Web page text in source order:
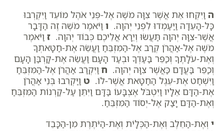
ה וַיִּקְחוּ אֵת אֲשֶׁר צִוָּה מֹשֶׁה אֶל-פְּנֵי אֹהֶל מוֹעֵד וַיִּקְרְבוּ
כָּל-הָעֵדָה וַיַּעַמְדוּ לִפְנֵי יְהוָה. ו וַיֹּאמֶר מֹשֶׁה זֶה הַדָּבָר
אֲשֶׁר-צִוָּה יְהוָה תַּעֲשׂוּ וְיֵרָא אֲלֵיכֶם כְּבוֹד יְהוָה. ז וַיֹּאמֶר
מֹשֶׁה אֶל-אַהֲרֹן קְרַב אֶל-הַמִּזְבֵּחַ וַעֲשֵׂה אֶת-חַטָּאתְךָ
וְאֶת-עֹלָתֶךָ וְכַפֵּר בַּעַדְךָ וּבְעַד הָעָם וַעֲשֵׂה אֶת-קָרְבַּן הָעָם
וְכַפֵּר בַּעֲדָם כַּאֲשֶׁר צִוָּה יְהוָה. ח וַיִּקְרַב אַהֲרֹן אֶל-הַמִּזְבֵּחַ
וַיִּשְׁחַט אֶת-עֵגֶל הַחַטָּאת אֲשֶׁר-לוֹ. ט וַיַּקְרִבוּ בְּנֵי אַהֲרֹן
אֶת-הַדָּם אֵלָיו וַיִּטְבֹּל אֶצְבָּעוֹ בַּדָּם וַיִּתֵּן עַל-קַרְנוֹת הַמִּזְבֵּחַ
וְאֶת-הַדָּם יָצַק אֶל-יְסוֹד הַמִּזְבֵּחַ.
י וְאֶת-הַחֵלֶב וְאֶת-הַכְּלָיֹת וְאֶת-הַיֹּתֶרֶת מִן-הַכָּבֵד